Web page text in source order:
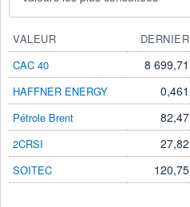
VALEUR DERNIER
CAC 40
8 699,71
HAFFNER ENERGY 0,461
Pétrole Brent 82,47
2CRSI 27,82
SOITEC 120,75